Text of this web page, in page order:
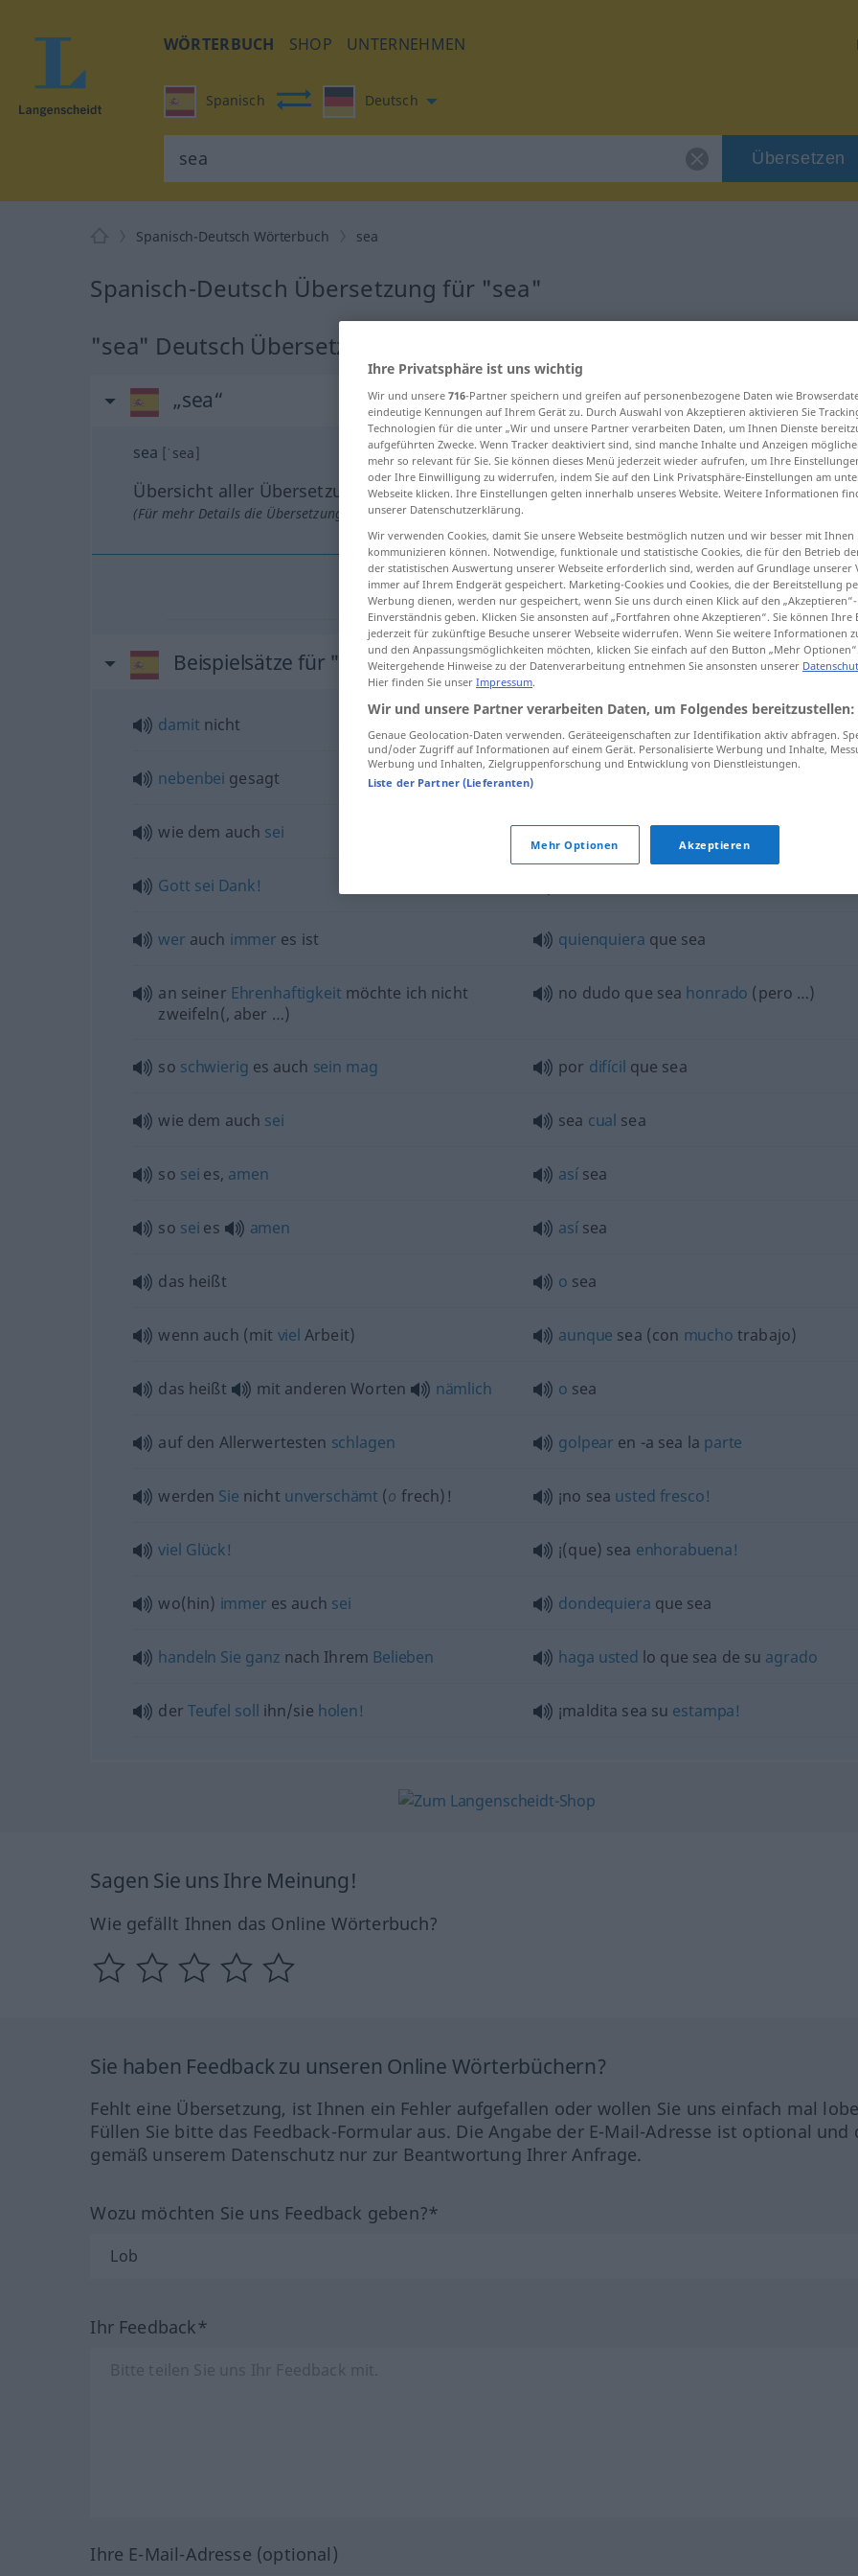
WÖRTERBUCH SHOP UNTERNEHMEN
Spanisch Deutsch
Übersetzen
Spanisch-Deutsch Wörterbuch sea
Spanisch-Deutsch Übersetzung für "sea"
"sea" Deutsch Übersetzung
„sea“
sea [ˈsea]
Übersicht aller Übersetzungen
(Für mehr Details die Übersetzung anklicken/antippen)
sea → siehe „ser“
Beispielsätze für "sea"
damit nicht
nebenbei gesagt
wie dem auch sei sea como quiera
Gott sei Dank!
wer auch immer es ist quienquiera que sea
an seiner Ehrenhaftigkeit möchte ich nicht
zweifeln(, aber …)
no dudo que sea honrado (pero …)
so schwierig es auch sein mag por difícil que sea
wie dem auch sei sea cual sea
so sei es, amen asísea
so sei es amen asísea
das heißt o sea
wenn auch (mit viel Arbeit) aunque sea (con mucho trabajo)
das heißt mit anderen Worten nämlich o sea
auf den Allerwertesten schlagen golpear en -a sea la parte
werden Sie nicht unverschämt (o frech)! ¡no sea usted fresco!
viel Glück! ¡(que) sea enhorabuena!
wo(hin) immer es auch sei dondequiera que sea
handeln Sie ganz nach Ihrem Belieben haga usted lo que sea de su agrado
der Teufel soll ihn/sie holen! ¡maldita sea su estampa!
Sagen Sie uns Ihre Meinung!
Wie gefällt Ihnen das Online Wörterbuch?
Sie haben Feedback zu unseren Online Wörterbüchern?
Fehlt eine Übersetzung, ist Ihnen ein Fehler aufgefallen oder wollen Sie uns einfach mal
Füllen Sie bitte das Feedback-Formular aus. Die Angabe der E-Mail-Adresse ist optional und
gemäß unserem Datenschutz nur zur Beantwortung Ihrer Anfrage.
Wozu möchten Sie uns Feedback geben?*
Ihr Feedback*
Ihre E-Mail-Adresse (optional)
Ihre Privatsphäre ist uns wichtig
Wir und unsere 716-Partner speichern und greifen auf personenbezogene Daten wie
eindeutige Kennungen auf Ihrem Gerät zu. Durch Auswahl von Akzeptieren aktivieren Sie
Technologien für die unter „Wir und unsere Partner verarbeiten Daten, um Ihnen Dienste
aufgeführten Zwecke. Wenn Tracker deaktiviert sind, sind manche Inhalte und Anzeigen
mehr so relevant für Sie. Sie können dieses Menü jederzeit wieder aufrufen, um Ihre
oder Ihre Einwilligung zu widerrufen, indem Sie auf den Link Privatsphäre-Einstellungen am
Webseite klicken. Ihre Einstellungen gelten innerhalb unseres Website. Weitere Informationen
unserer Datenschutzerklärung.
Wir verwenden Cookies, damit Sie unsere Webseite bestmöglich nutzen und wir besser mit Ihnen
kommunizieren können. Notwendige, funktionale und statistische Cookies, die für den Betrieb
der statistischen Auswertung unserer Webseite erforderlich sind, werden auf Grundlage unserer
immer auf Ihrem Endgerät gespeichert. Marketing-Cookies und Cookies, die der Bereitstellung
Werbung dienen, werden nur gespeichert, wenn Sie uns durch einen Klick auf den
Einverständnis geben. Klicken Sie ansonsten auf „Fortfahren ohne Akzeptieren“. Sie können Ihre
jederzeit für zukünftige Besuche unserer Webseite widerrufen. Wenn Sie weitere Informationen
und den Anpassungsmöglichkeiten möchten, klicken Sie einfach auf den Button „Mehr Optionen“.
Weitergehende Hinweise zu der Datenverarbeitung entnehmen Sie ansonsten unserer
Hier finden Sie unser Impressum.
Wir und unsere Partner verarbeiten Daten, um Folgendes bereitzustellen:
Genaue Geolocation-Daten verwenden. Geräteeigenschaften zur Identifikation aktiv abfragen.
und/oder Zugriff auf Informationen auf einem Gerät. Personalisierte Werbung und Inhalte,
Werbung und Inhalten, Zielgruppenforschung und Entwicklung von Dienstleistungen.
Liste der Partner (Lieferanten)
Mehr Optionen Akzeptieren